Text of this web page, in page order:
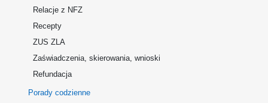
Relacje z NFZ
Recepty
ZUS ZLA
Zaświadczenia, skierowania, wnioski
Refundacja
Porady codzienne